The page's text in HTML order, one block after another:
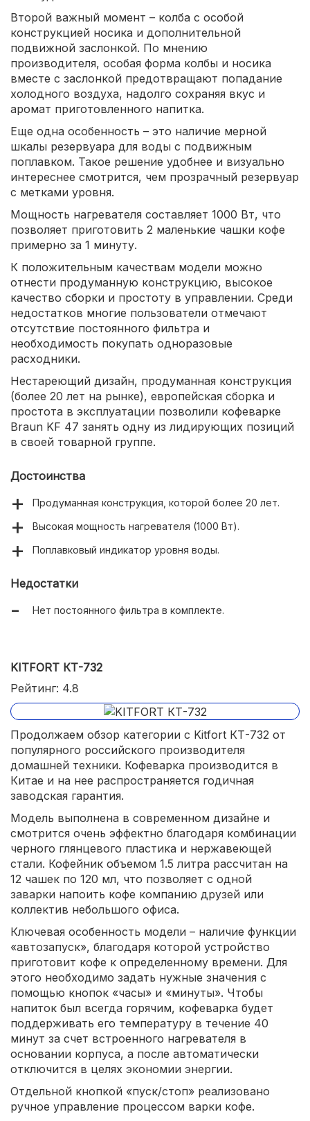
Второй важный момент – колба с особой
конструкцией носика и дополнительной
подвижной заслонкой. По мнению
производителя, особая форма колбы и носика
вместе с заслонкой предотвращают попадание
холодного воздуха, надолго сохраняя вкус и
аромат приготовленного напитка.
Еще одна особенность – это наличие мерной
шкалы резервуара для воды с подвижным
поплавком. Такое решение удобнее и визуально
интереснее смотрится, чем прозрачный резервуар
с метками уровня.
Мощность нагревателя составляет 1000 Вт, что
позволяет приготовить 2 маленькие чашки кофе
примерно за 1 минуту.
К положительным качествам модели можно
отнести продуманную конструкцию, высокое
качество сборки и простоту в управлении. Среди
недостатков многие пользователи отмечают
отсутствие постоянного фильтра и
необходимость покупать одноразовые
расходники.
Нестареющий дизайн, продуманная конструкция
(более 20 лет на рынке), европейская сборка и
простота в эксплуатации позволили кофеварке
Braun KF 47 занять одну из лидирующих позиций
в своей товарной группе.
Достоинства
Продуманная конструкция, которой более 20 лет.
Высокая мощность нагревателя (1000 Вт).
Поплавковый индикатор уровня воды.
Недостатки
Нет постоянного фильтра в комплекте.
KITFORT КТ-732
Рейтинг: 4.8
Продолжаем обзор категории с Kitfort КТ-732 от
популярного российского производителя
домашней техники. Кофеварка производится в
Китае и на нее распространяется годичная
заводская гарантия.
Модель выполнена в современном дизайне и
смотрится очень эффектно благодаря комбинации
черного глянцевого пластика и нержавеющей
стали. Кофейник объемом 1.5 литра рассчитан на
12 чашек по 120 мл, что позволяет с одной
заварки напоить кофе компанию друзей или
коллектив небольшого офиса.
Ключевая особенность модели – наличие функции
«автозапуск», благодаря которой устройство
приготовит кофе к определенному времени. Для
этого необходимо задать нужные значения с
помощью кнопок «часы» и «минуты». Чтобы
напиток был всегда горячим, кофеварка будет
поддерживать его температуру в течение 40
минут за счет встроенного нагревателя в
основании корпуса, а после автоматически
отключится в целях экономии энергии.
Отдельной кнопкой «пуск/стоп» реализовано
ручное управление процессом варки кофе.